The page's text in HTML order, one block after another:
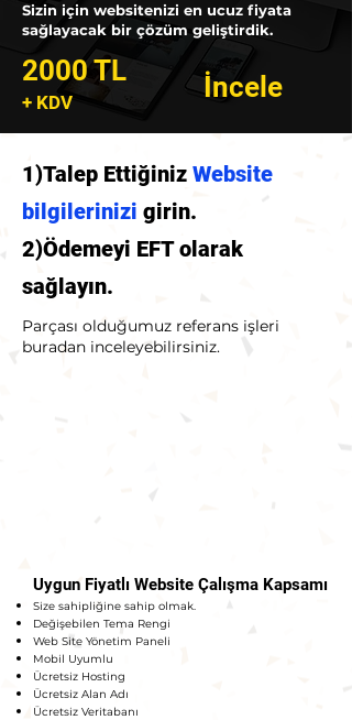
Sizin için websitenizi en ucuz fiyata
sağlayacak bir çözüm geliştirdik.
2000 TL
+ KDV İncele
1)Talep Ettiğiniz Website
bilgilerinizi girin.
2)Ödemeyi EFT olarak
sağlayın.
Parçası olduğumuz referans işleri
buradan inceleyebilirsiniz.
Uygun Fiyatlı Website Çalışma Kapsamı
Size sahipliğine sahip olmak.
Değişebilen Tema Rengi
Web Site Yönetim Paneli
Mobil Uyumlu
Ücretsiz Hosting
Ücretsiz Alan Adı
Ücretsiz Veritabanı